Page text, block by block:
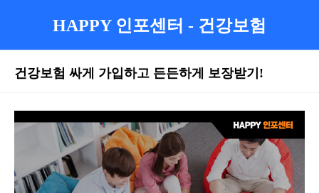
HAPPY 인포센터 - 건강보험
건강보험 싸게 가입하고 든든하게 보장받기!
본문